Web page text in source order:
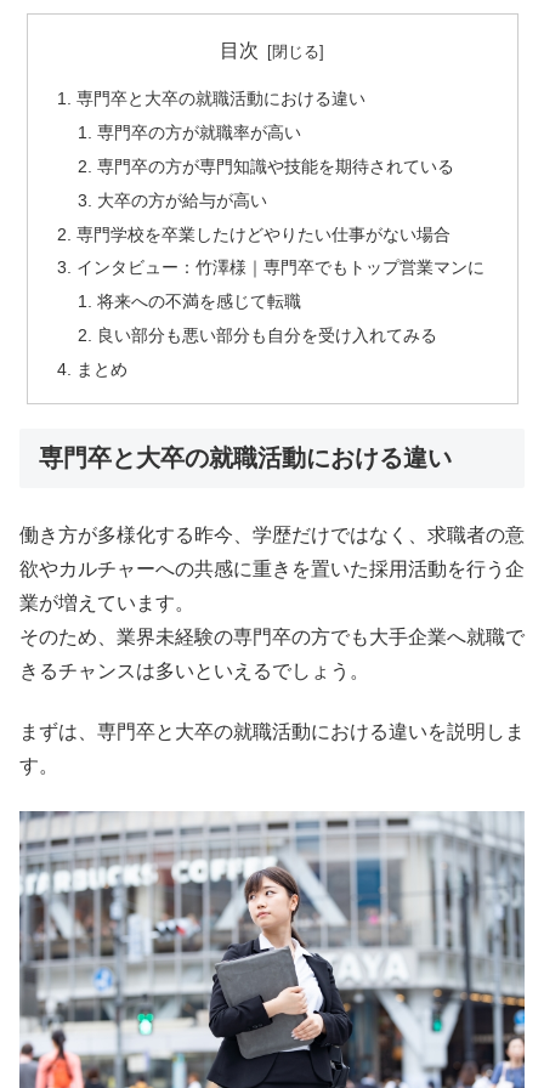
目次
専門卒と大卒の就職活動における違い
専門卒の方が就職率が高い
専門卒の方が専門知識や技能を期待されている
大卒の方が給与が高い
専門学校を卒業したけどやりたい仕事がない場合
インタビュー：竹澤様｜専門卒でもトップ営業マンに
将来への不満を感じて転職
良い部分も悪い部分も自分を受け入れてみる
まとめ
専門卒と大卒の就職活動における違い
働き方が多様化する昨今、学歴だけではなく、求職者の意
欲やカルチャーへの共感に重きを置いた採用活動を行う企
業が増えています。
そのため、業界未経験の専門卒の方でも大手企業へ就職で
きるチャンスは多いといえるでしょう。
まずは、専門卒と大卒の就職活動における違いを説明しま
す。